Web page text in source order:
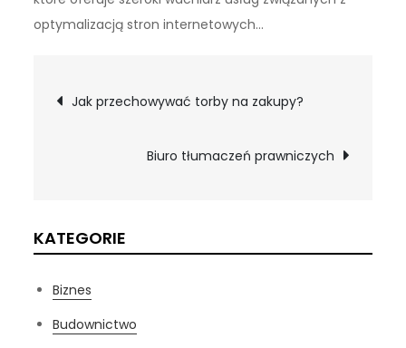
optymalizacją stron internetowych…
Nawigacja
wpisu
Jak przechowywać torby na zakupy?
Biuro tłumaczeń prawniczych
KATEGORIE
Biznes
Budownictwo